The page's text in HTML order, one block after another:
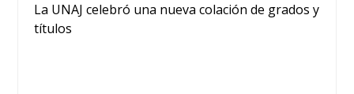
La UNAJ celebró una nueva colación de grados y
títulos